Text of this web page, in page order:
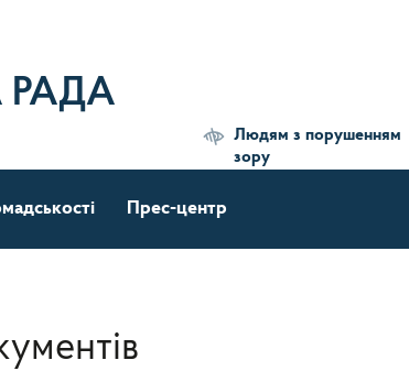
РАДА
Людям з порушенням
зору
Прес-центр